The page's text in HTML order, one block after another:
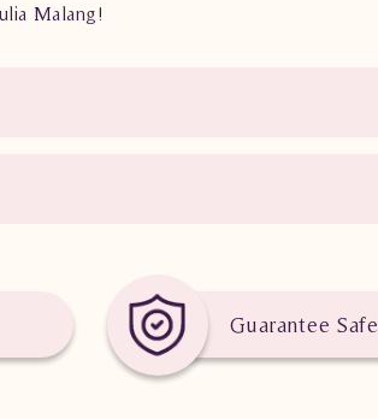
Malang!
Guarantee Safe